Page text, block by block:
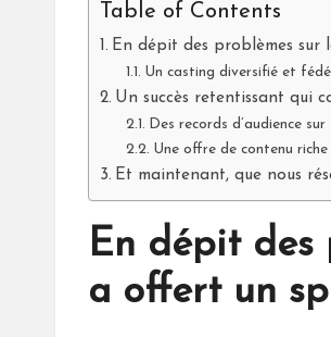
Table of Contents
En dépit des problèmes
Un casting diversifié et
Un succès retentissant qui
Des records d’audience
Une offre de contenu
Et maintenant, que nous
En dépit des
a offert un